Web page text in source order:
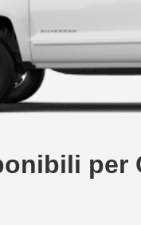
per